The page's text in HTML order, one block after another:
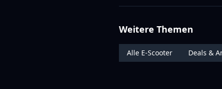
Weitere Themen
Alle E-Scooter Deals &